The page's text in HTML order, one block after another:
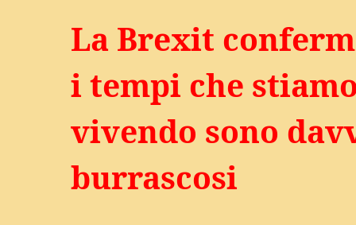
La Brexit
i tempi che
vivendo sono
burrascosi